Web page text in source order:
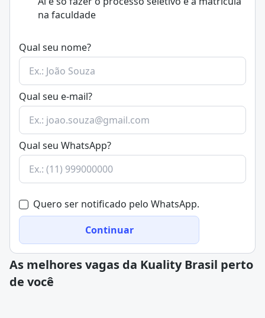
na faculdade
Qual seu nome?
Qual seu e-mail?
Qual seu WhatsApp?
Quero ser notificado pelo WhatsApp.
Continuar
As melhores vagas da Kuality Brasil perto
de você